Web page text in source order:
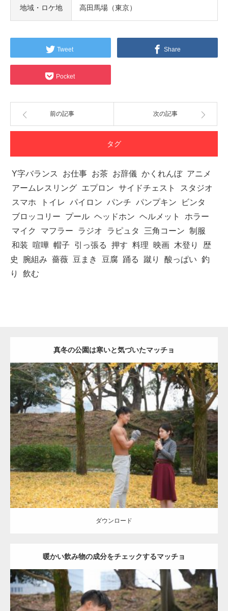
地域・ロケ地 高田馬場（東京）
Tweet Share
Pocket
前の記事 次の記事
タグ
Y字バランス お仕事 お茶 お辞儀 かくれんぼ アニメ
アームレスリング エプロン サイドチェスト
スタジオ
スマホ
トイレ パイロン パンチ パンプキン
ビンタ
ブロッコリー
プール ヘッドホン ヘルメット
ホラー
マイク
マフラー ラジオ ラピュタ 三角コーン 制服
和装
喧嘩 帽子 引っ張る 押す 料理 映画 木登り
歴
史
腕組み 薔薇 豆まき 豆腐 踊る 蹴り 酸っぱい 釣
り
飲む
真冬の公園は寒いと気づいたマッチョ
Update: 2021.07.8
Category:公園のマッチョ その他 AKIHITO(細マッチョ) 上腕三頭筋
肩
ダウンロード
ダウンロード
暖かい飲み物の成分をチェックするマッチョ